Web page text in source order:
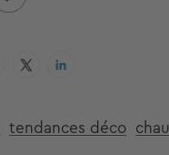
tendances déco